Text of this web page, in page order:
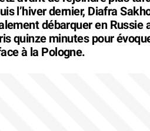
l’hiver dernier, Diafra
débarquer en Russie
quinze minutes pour
à la Pologne.